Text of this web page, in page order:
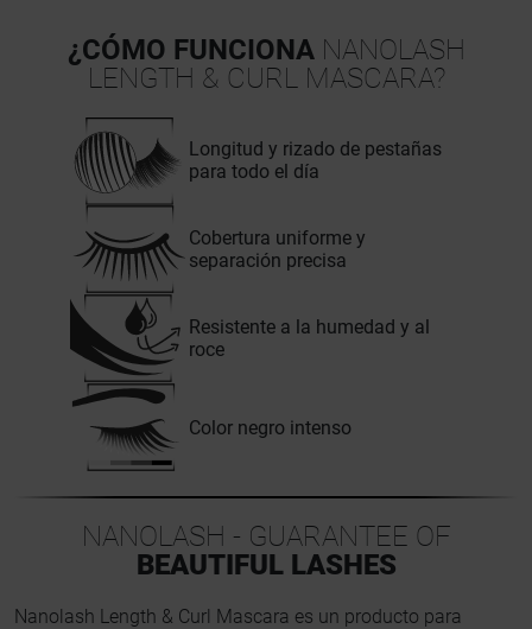
¿CÓMO FUNCIONANANOLASH
LENGTH & CURL MASCARA?
Longitud y rizado de pestañas
para todo el día
Cobertura uniforme y
separación precisa
Resistente a la humedad y al
roce
Color negro intenso
NANOLASH - GUARANTEE OF
BEAUTIFUL LASHES
Nanolash Length & Curl Mascara es un producto para